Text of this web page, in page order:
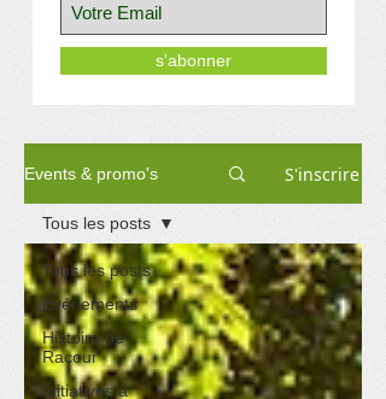
s'abonner
Events & promo's S'inscrire
Tous les posts
Événements
Histoire de
Racour
Initiatives à
Tous les posts